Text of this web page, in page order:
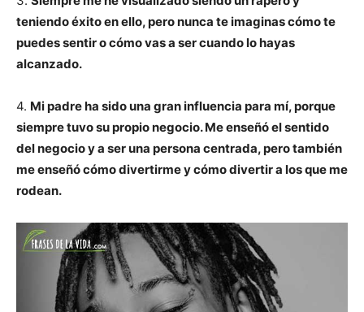
teniendo éxito en ello, pero nunca te imaginas cómo te
puedes sentir o cómo vas a ser cuando lo hayas
alcanzado.
4. Mi padre ha sido una gran influencia para mí, porque
siempre tuvo su propio negocio. Me enseñó el sentido
del negocio y a ser una persona centrada, pero también
me enseñó cómo divertirme y cómo divertir a los que me
rodean.